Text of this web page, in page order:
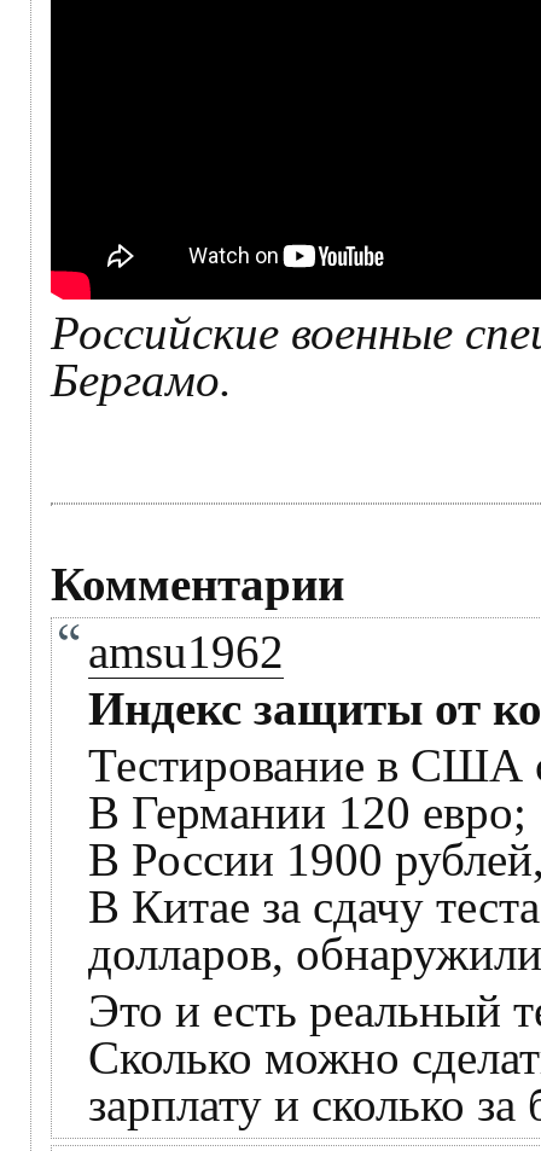
Российские военные
Бергамо.
Комментарии
amsu1962
Индекс защиты от
Тестирование в США
В Германии 120 евро;
В России 1900
В Китае за сдачу
долларов,
Это и есть реальный
Сколько можно
зарплату и сколько за